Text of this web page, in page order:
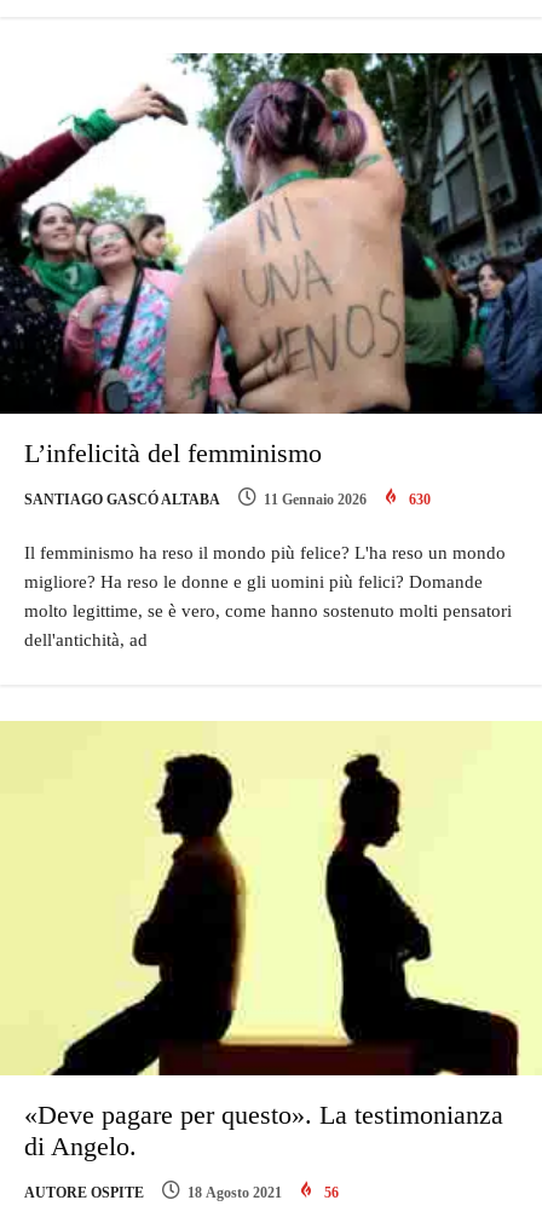
L’infelicità del femminismo
SANTIAGO GASCÓ ALTABA 11 Gennaio 2026 630
Il femminismo ha reso il mondo più felice? L'ha reso un mondo
migliore? Ha reso le donne e gli uomini più felici? Domande
molto legittime, se è vero, come hanno sostenuto molti pensatori
dell'antichità, ad
«Deve pagare per questo». La testimonianza
di Angelo.
AUTORE OSPITE 18 Agosto 2021 56